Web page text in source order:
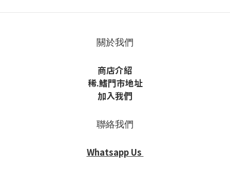
關於我們
商店介紹
稀.鰭門市地址
加入我們
聯絡我們
Whatsapp Us